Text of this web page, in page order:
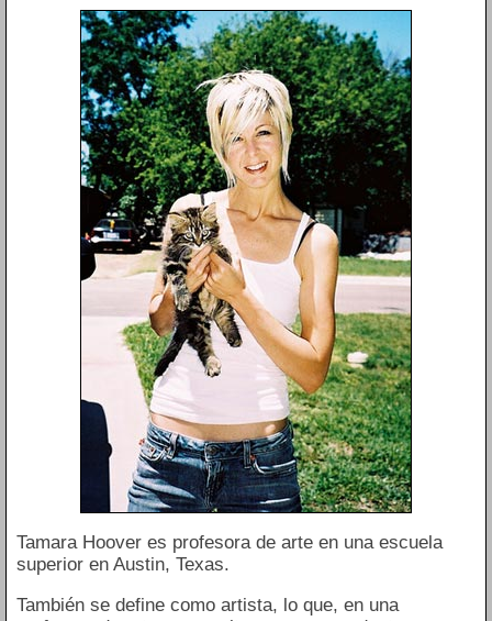
Tamara Hoover es profesora de arte en una escuela
superior en Austin, Texas.
También se define como artista, lo que, en una